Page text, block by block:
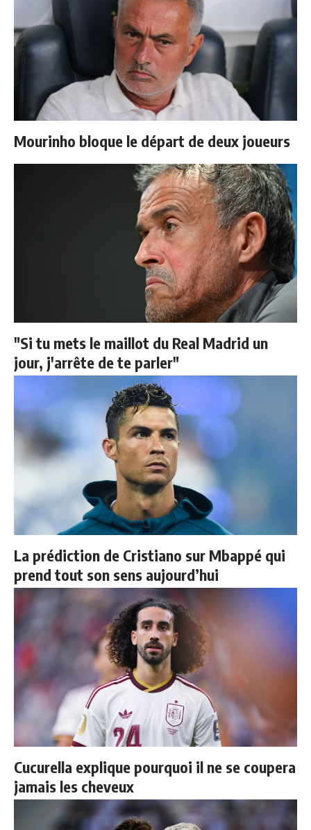
Mourinho bloque le départ de deux joueurs
"Si tu mets le maillot du Real Madrid un
jour, j'arrête de te parler"
La prédiction de Cristiano sur Mbappé qui
prend tout son sens aujourd’hui
Cucurella explique pourquoi il ne se coupera
jamais les cheveux